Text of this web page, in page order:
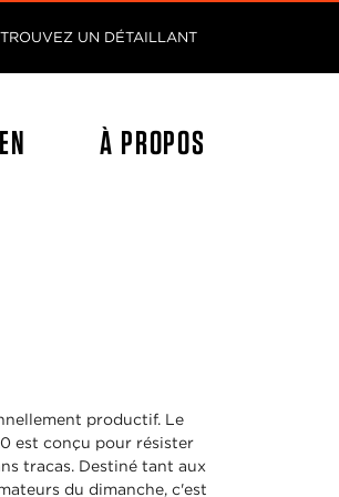
TROUVEZ UN DÉTAILLANT
À PROPOS
productif. Le
est conçu pour résister
tracas. Destiné tant aux
du dimanche, c'est